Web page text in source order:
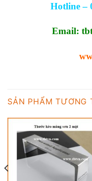
Hotline –
Email:
SẢN PHẨM TƯƠNG